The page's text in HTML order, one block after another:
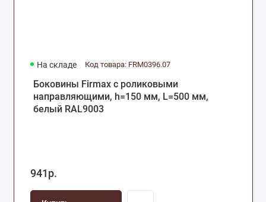
На складе Код товара: FRM0396.07
Боковины Firmax с роликовыми
направляющими, h=150 мм, L=500 мм,
белый RAL9003
941р.